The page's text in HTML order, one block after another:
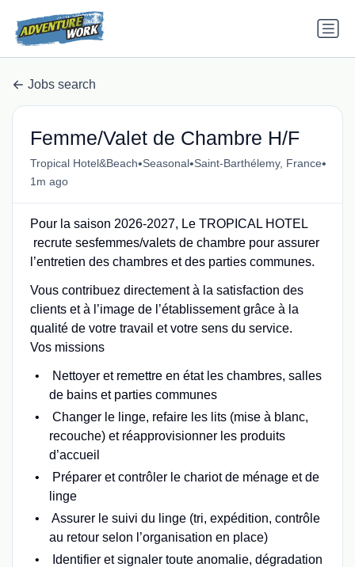
Jobs search
Femme/Valet de Chambre H/F
Tropical Hotel&Beach•Seasonal•Saint-Barthélemy, France•
1m ago
Pour la saison 2026-2027, Le TROPICAL HOTEL
recrute sesfemmes/valets de chambre pour assurer
l’entretien des chambres et des parties communes.
Vous contribuez directement à la satisfaction des
clients et à l’image de l’établissement grâce à la
qualité de votre travail et votre sens du service.
Vos missions
Nettoyer et remettre en état les chambres, salles
de bains et parties communes
Changer le linge, refaire les lits (mise à blanc,
recouche) et réapprovisionner les produits
d’accueil
Préparer et contrôler le chariot de ménage et de
linge
Assurer le suivi du linge (tri, expédition, contrôle
au retour selon l’organisation en place)
Identifier et signaler toute anomalie, dégradation